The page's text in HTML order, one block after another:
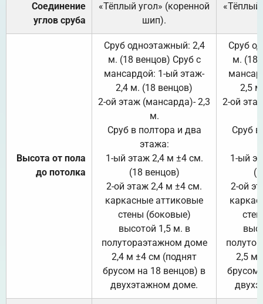
Соединение
углов сруба
«Тёплый угол» (коренной
шип).
«Тёплый
Высота от пола
до потолка
Сруб одноэтажный: 2,4
м. (18 венцов) Сруб с
мансардой: 1-ый этаж-
2,4 м. (18 венцов)
2-ой этаж (мансарда)- 2,3
м.
Сруб в полтора и два
этажа:
1-ый этаж 2,4 м ±4 см.
(18 венцов)
2-ой этаж 2,4 м ±4 см.
каркасные аттиковые
стены (боковые)
высотой 1,5 м. в
полутораэтажном доме
2,4 м ±4 см (поднят
брусом на 18 венцов) в
двухэтажном доме.
Сруб
м. (18
2,5
2-ой
Сруб
1-ый
2-ой
2,5 м
брусом